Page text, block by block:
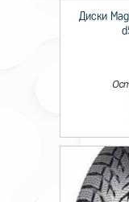
Сезон резины
Шипы
Индекс
Диски